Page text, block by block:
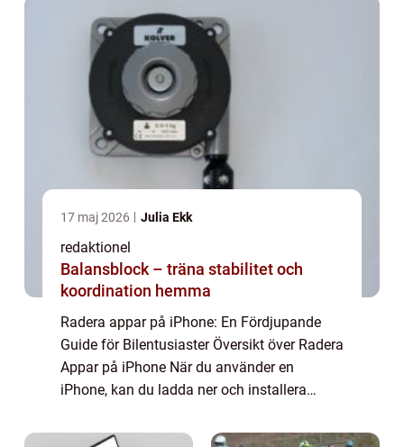
17 maj 2026 Julia Ekk
redaktionel
Balansblock – träna stabilitet och
koordination hemma
Radera appar på iPhone: En Fördjupande
Guide för Bilentusiaster Översikt över Radera
Appar på iPhone När du använder en
iPhone, kan du ladda ner och installera
upplevelse. Men efter ett tag kanske du har